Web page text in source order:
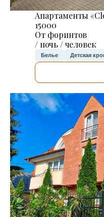
Апартаменты
15000
От форинтов
/ ночь / человек
Белье Детская